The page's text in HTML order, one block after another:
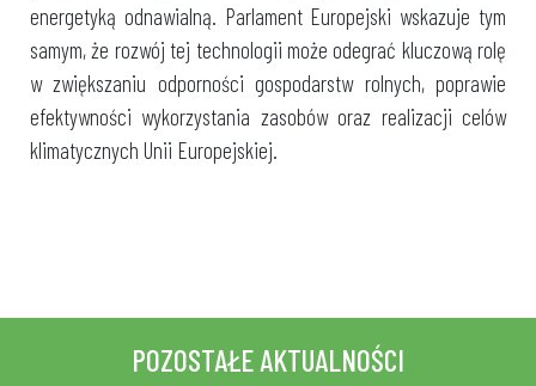
energetyką odnawialną. Parlament Europejski wskazuje tym
samym, że rozwój tej technologii może odegrać kluczową rolę
w zwiększaniu odporności gospodarstw rolnych, poprawie
efektywności wykorzystania zasobów oraz realizacji celów
klimatycznych Unii Europejskiej.
POZOSTAŁE AKTUALNOŚCI